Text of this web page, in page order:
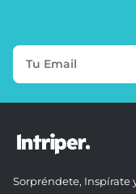
Sorpréndete, Inspírate